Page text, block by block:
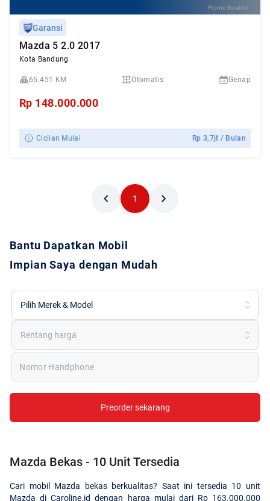
Promo Berakhir
Garansi
Mazda 5 2.0 2017
Kota Bandung
65.451 KM Otomatis Genap
Rp 148.000.000
Cicilan Mulai Rp3,7jt / Bulan
1
Bantu Dapatkan Mobil
Impian Saya dengan Mudah
Pilih Merek & Model
Rentang harga
Nomor Handphone
Preorder sekarang
Mazda Bekas - 10 Unit Tersedia
Cari mobil Mazda bekas berkualitas? Saat ini tersedia 10 unit
Mazda di Caroline.id dengan harga mulai dari Rp 163.000.000